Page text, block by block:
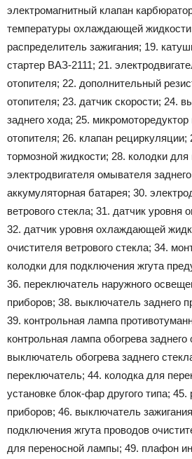
электромагнитный клапан
температуры охлаждающей
распределитель зажигания; 19.
стартер ВАЗ-2111; 21.
отопителя; 22. дополнительный
отопителя; 23. датчик скорости; 24.
заднего хода; 25.
отопителя; 26. клапан рециркуляции;
тормозной жидкости; 28. колодки
электродвигателя омывателя
аккумуляторная батарея; 30.
ветрового стекла; 31. датчик
32. датчик уровня охлаждающей
очистителя ветрового стекла; 34.
колодки для подключения жгута
36. переключатель наружного
приборов; 38. выключатель заднего
39. контрольная лампа
контрольная лампа обогрева
выключатель обогрева заднего
переключатель; 44. колодка для
установке блок-фар другого типа;
приборов; 46. выключатель
подключения жгута проводов
для переносной лампы; 49. плафон